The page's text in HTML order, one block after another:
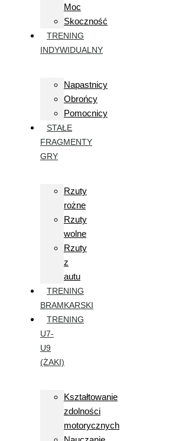
Moc
Skoczność
TRENING
INDYWIDUALNY
Napastnicy
Obrońcy
Pomocnicy
STAŁE
FRAGMENTY
GRY
Rzuty
rożne
Rzuty
wolne
Rzuty
z
autu
TRENING
BRAMKARSKI
TRENING
U7-
U9
(ŻAKI)
Kształtowanie
zdolności
motorycznych